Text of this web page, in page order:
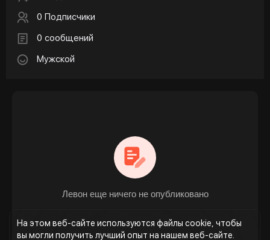
На этом веб-сайте используются файлы cookie, чтобы
вы могли получить лучший опыт на нашем веб-сайте.
0 Подписчики
0 сообщений
Мужской
Левон еще ничего не опубликовано